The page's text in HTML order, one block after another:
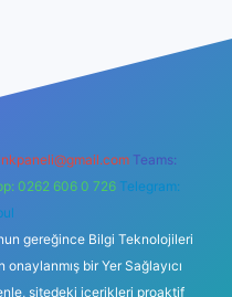
Teams:
0262 606 0 726 Telegram:
gereğince Bilgi Teknolojileri
bir Yer Sağlayıcı
sitedeki içerikleri proaktif